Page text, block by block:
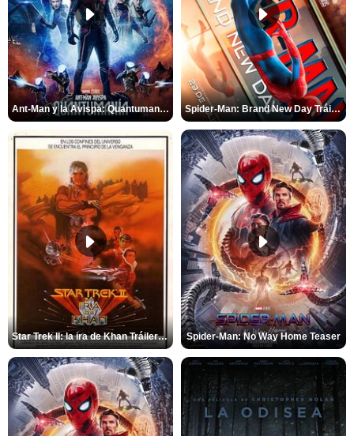
Ant-Man y la Avispa: Quantumanía Tráiler (2) Spider-Man: Brand New Day Tráiler (3)
Star Trek II: la ira de Khan Tráiler VO Spider-Man: No Way Home Teaser